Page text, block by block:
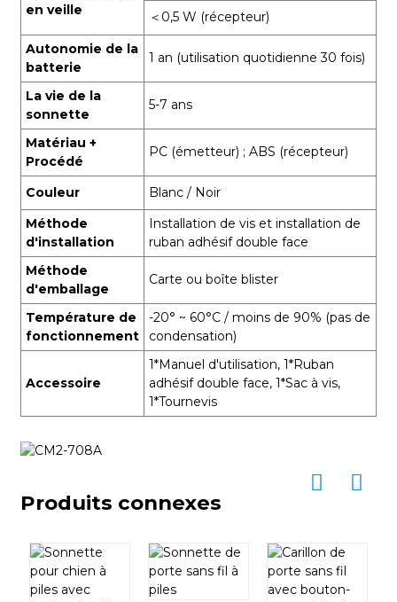
en veille
＜0,5 W (récepteur)
Autonomie de la
batterie
1 an (utilisation quotidienne 30 fois)
La vie de la
sonnette
5-7 ans
Matériau +
Procédé
PC (émetteur) ; ABS (récepteur)
Couleur
Blanc / Noir
Méthode
d'installation
Installation de vis et installation de
ruban adhésif double face
Méthode
d'emballage
Carte ou boîte blister
Température de
fonctionnement
-20° ~ 60°C / moins de 90% (pas de
condensation)
Accessoire
1*Manuel d'utilisation, 1*Ruban
adhésif double face, 1*Sac à vis,
1*Tournevis
Produits connexes